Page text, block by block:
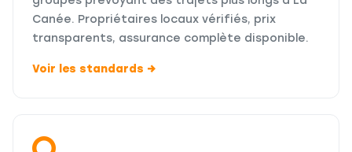
Canée. Propriétaires locaux vérifiés, prix
transparents, assurance complète disponible.
Voir les standards →